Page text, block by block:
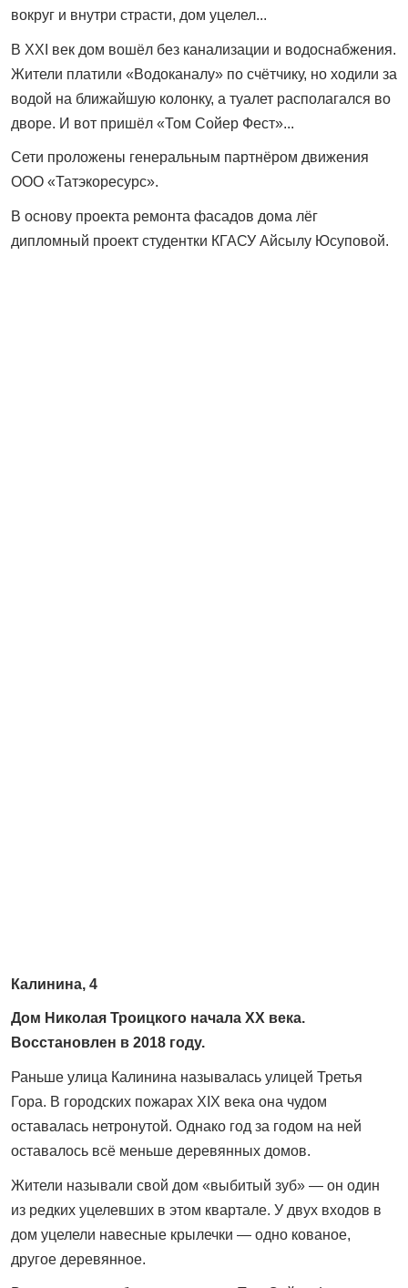
вокруг и внутри страсти, дом уцелел...
В XXI век дом вошёл без канализации и водоснабжения.
Жители платили «Водоканалу» по счётчику, но ходили за
водой на ближайшую колонку, а туалет располагался во
дворе. И вот пришёл «Том Сойер Фест»...
Сети проложены генеральным партнёром движения
ООО «Татэкоресурс».
В основу проекта ремонта фасадов дома лёг
дипломный проект студентки КГАСУ Айсылу Юсуповой.
Калинина, 4
Дом Николая Троицкого начала XX века.
Восстановлен в 2018 году.
Раньше улица Калинина называлась улицей Третья
Гора. В городских пожарах XIX века она чудом
оставалась нетронутой. Однако год за годом на ней
оставалось всё меньше деревянных домов.
Жители называли свой дом «выбитый зуб» — он один
из редких уцелевших в этом квартале. У двух входов в
дом уцелели навесные крылечки — одно кованое,
другое деревянное.